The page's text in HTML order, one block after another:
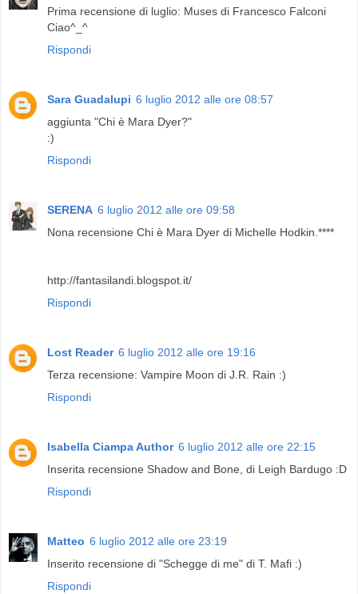
Prima recensione di luglio: Muses di Francesco Falconi
Ciao^_^
Rispondi
Sara Guadalupi 6 luglio 2012 alle ore 08:57
aggiunta "Chi è Mara Dyer?"
:)
Rispondi
SERENA 6 luglio 2012 alle ore 09:58
Nona recensione Chi è Mara Dyer di Michelle Hodkin.****
http://fantasilandi.blogspot.it/
Rispondi
Lost Reader 6 luglio 2012 alle ore 19:16
Terza recensione: Vampire Moon di J.R. Rain :)
Rispondi
Isabella Ciampa Author 6 luglio 2012 alle ore 22:15
Inserita recensione Shadow and Bone, di Leigh Bardugo :D
Rispondi
Matteo 6 luglio 2012 alle ore 23:19
Inserito recensione di "Schegge di me" di T. Mafi :)
Rispondi